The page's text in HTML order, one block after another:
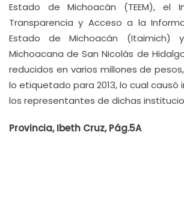
Estado de Michoacán (TEEM), el
Transparencia y Acceso a la
Estado de Michoacán (Itaimich)
Michoacana de San Nicolás de
reducidos en varios millones de
lo etiquetado para 2013, lo cual causó
los representantes de dichas
Provincia, Ibeth Cruz, Pág.5A